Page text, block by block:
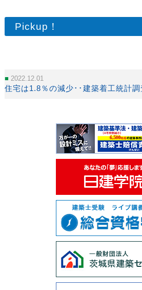
Pickup！
2022.12.01
住宅は1.8％の減少･･建築着工統計調